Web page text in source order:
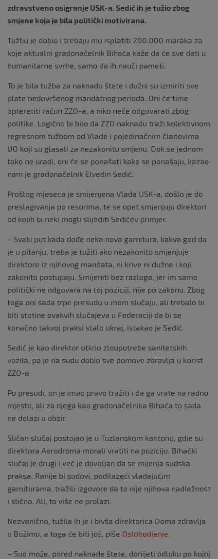
zdravstveno osigranje USK-a. Sedić ih je tužio zbog
smjene koja je bila politički motivirana.
Tužbu je dobio i trebaju mu isplatiti 200.000 maraka za
koje aktualni gradonačelnik Bihaća kaže da će sve dati u
humanitarne svrhe, samo da ih nauči pameti.
To je bila tužba za naknadu štete i dužni su izmiriti sve
plate nedovršenog mandatnog perioda. Oni će time
opteretiti račun ZZO-a, a niko neće odgovarati zbog
politike. Logično bi bilo da ZZO naknadu traži kolektivnom
regresnom tužbom od Vlade i pojedinačnim članovima
UO koji su glasali za nezakonitu smjenu. Dok se jednom
tako ne uradi, oni će se ponašati kako se ponašaju, kazao
nam je gradonačelnik Elvedin Sedić.
Prošlog mjeseca je smijenjena Vlada USK-a, došlo je do
preslagivanja po resorima, te se opet smjenjuju direktori
od kojih bi neki mogli slijediti Sedićev primjer.
– Svaki put kada dođe neka nova garnitura, kakva god da
je u pitanju, treba je tužiti ako nezakonito smjenjuje
direktore iz njihovog mandata, ni krive ni dužne i koji
zakonito postupaju. Smijeniti bez razloga, jer im samo
politički ne odgovara na toj poziciji, nije po zakonu. Zbog
toga oni sada trpe presudu u mom slučaju, ali trebalo bi
biti stotine ovakvih slučajeva u Federaciji da bi se
konačno takvoj praksi stalo ukraj, istakao je Sedić.
Sedić je kao direktor otkrio zloupotrebe sanitetskih
vozila, pa je na sudu dobio sve domove zdravlja u korist
ZZO-a
Po presudi, on je imao pravo tražiti i da ga vrate na radno
mjesto, ali za njega kao gradonačelnika Bihaća to sada
ne dolazi u obzir.
Sličan slučaj postojao je u Tuzlanskom kantonu, gdje su
direktora Aerodroma morali vratiti na poziciju. Bihaćki
slučaj je drugi i već je dovoljan da se mijenja sudska
praksa. Ranije bi sudovi, podilazeći vladajućim
garniturama, tražili izgovore da to nije njihova nadležnost
i slično. Ali, to više ne prolazi.
Nezvanično, tužila ih je i bivša direktorica Doma zdravlja
u Bužimu, a toga će biti još, piše Oslobodjenje.
– Sud može, pored naknade štete, donijeti odluku po kojoj